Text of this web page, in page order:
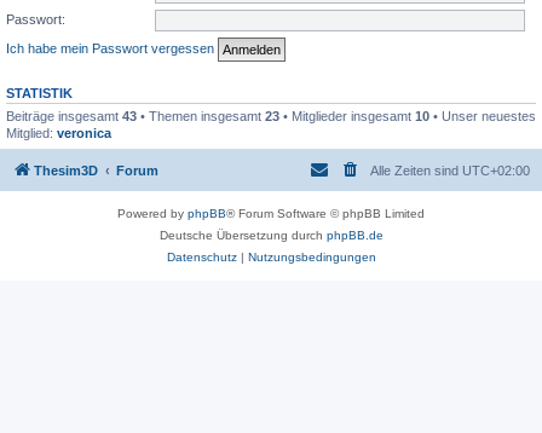
Passwort:
Ich habe mein Passwort vergessen
STATISTIK
Beiträge insgesamt 43 • Themen insgesamt 23 • Mitglieder insgesamt 10 • Unser neuestes
Mitglied: veronica
Thesim3D Forum Alle Zeiten sind UTC+02:00
Powered by phpBB® Forum Software © phpBB Limited
Deutsche Übersetzung durch phpBB.de
Datenschutz| Nutzungsbedingungen